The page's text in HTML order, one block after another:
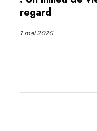
regard
1 mai 2026